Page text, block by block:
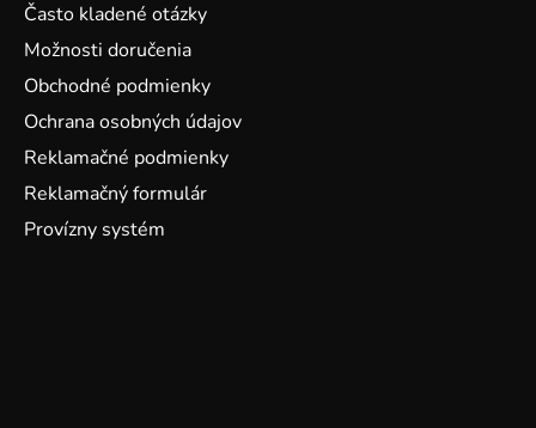
Často kladené otázky
Možnosti doručenia
Obchodné podmienky
Ochrana osobných údajov
Reklamačné podmienky
Reklamačný formulár
Provízny systém